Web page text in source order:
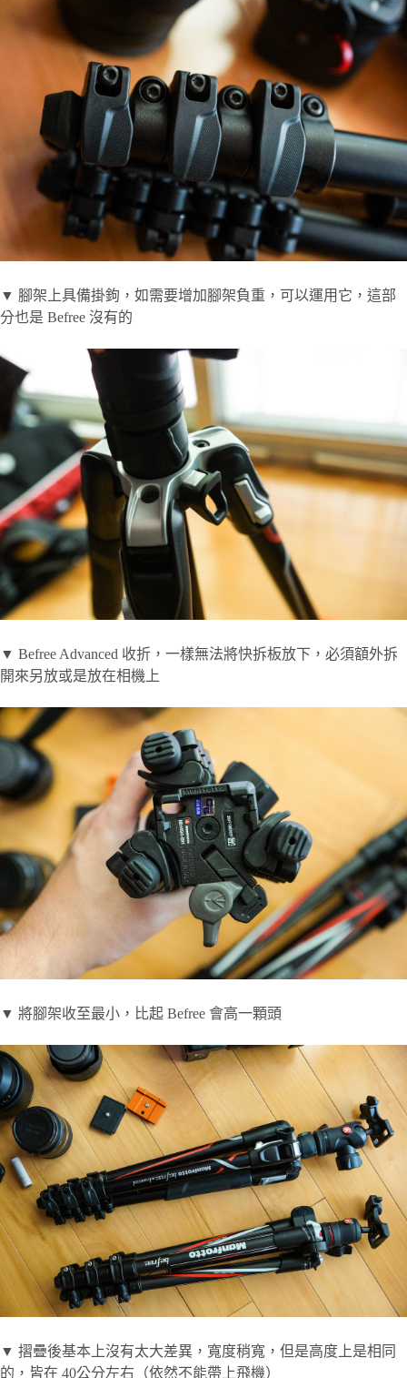
▼ 腳架上具備掛鉤，如需要增加腳架負重，可以運用它，這部
分也是 Befree 沒有的
▼ Befree Advanced 收折，一樣無法將快拆板放下，必須額外拆
開來另放或是放在相機上
▼ 將腳架收至最小，比起 Befree 會高一顆頭
▼ 摺疊後基本上沒有太大差異，寬度稍寬，但是高度上是相同
的，皆在 40公分左右（依然不能帶上飛機）